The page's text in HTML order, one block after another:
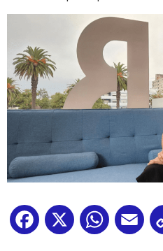
Facebook
X